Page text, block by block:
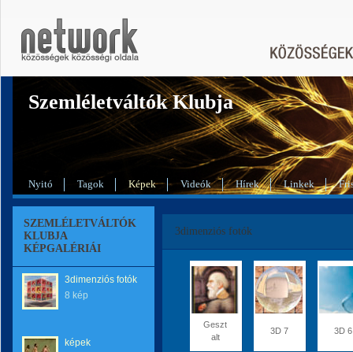
Szemléletváltók Klubja
Nyitó Tagok Képek Videók Hírek Linkek
SZEMLÉLETVÁLTÓK
KLUBJA
KÉPGALÉRIÁI
3dimenziós fotók
8 kép
képek
3dimenziós fotók
Geszt
alt
3D 7 3D 6